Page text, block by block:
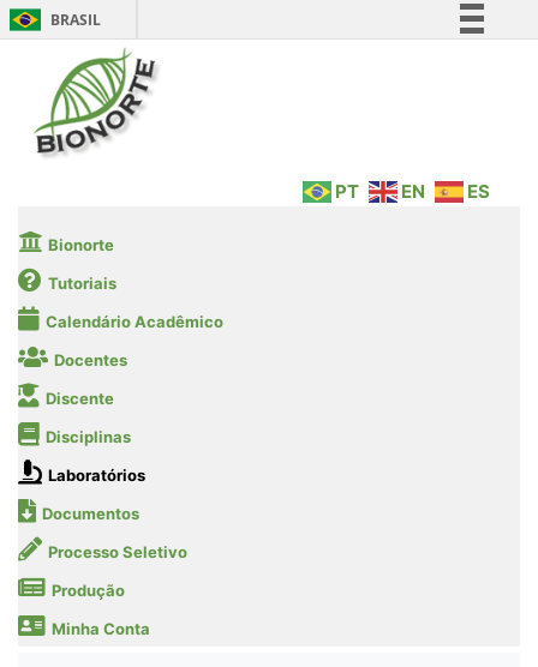
BRASIL
Legislação
PT EN ES
Bionorte
Tutoriais
Calendário Acadêmico
Docentes
Discente
Disciplinas
Laboratórios
Documentos
Processo Seletivo
Produção
Minha Conta